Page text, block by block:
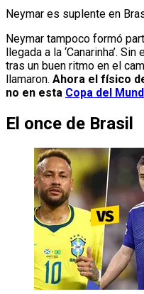
Neymar es suplente en
Neymar tampoco formó
llegada a la ‘Canarinha’.
tras un buen ritmo en el
llamaron. Ahora el físico
no en esta Copa del
El once de Brasil